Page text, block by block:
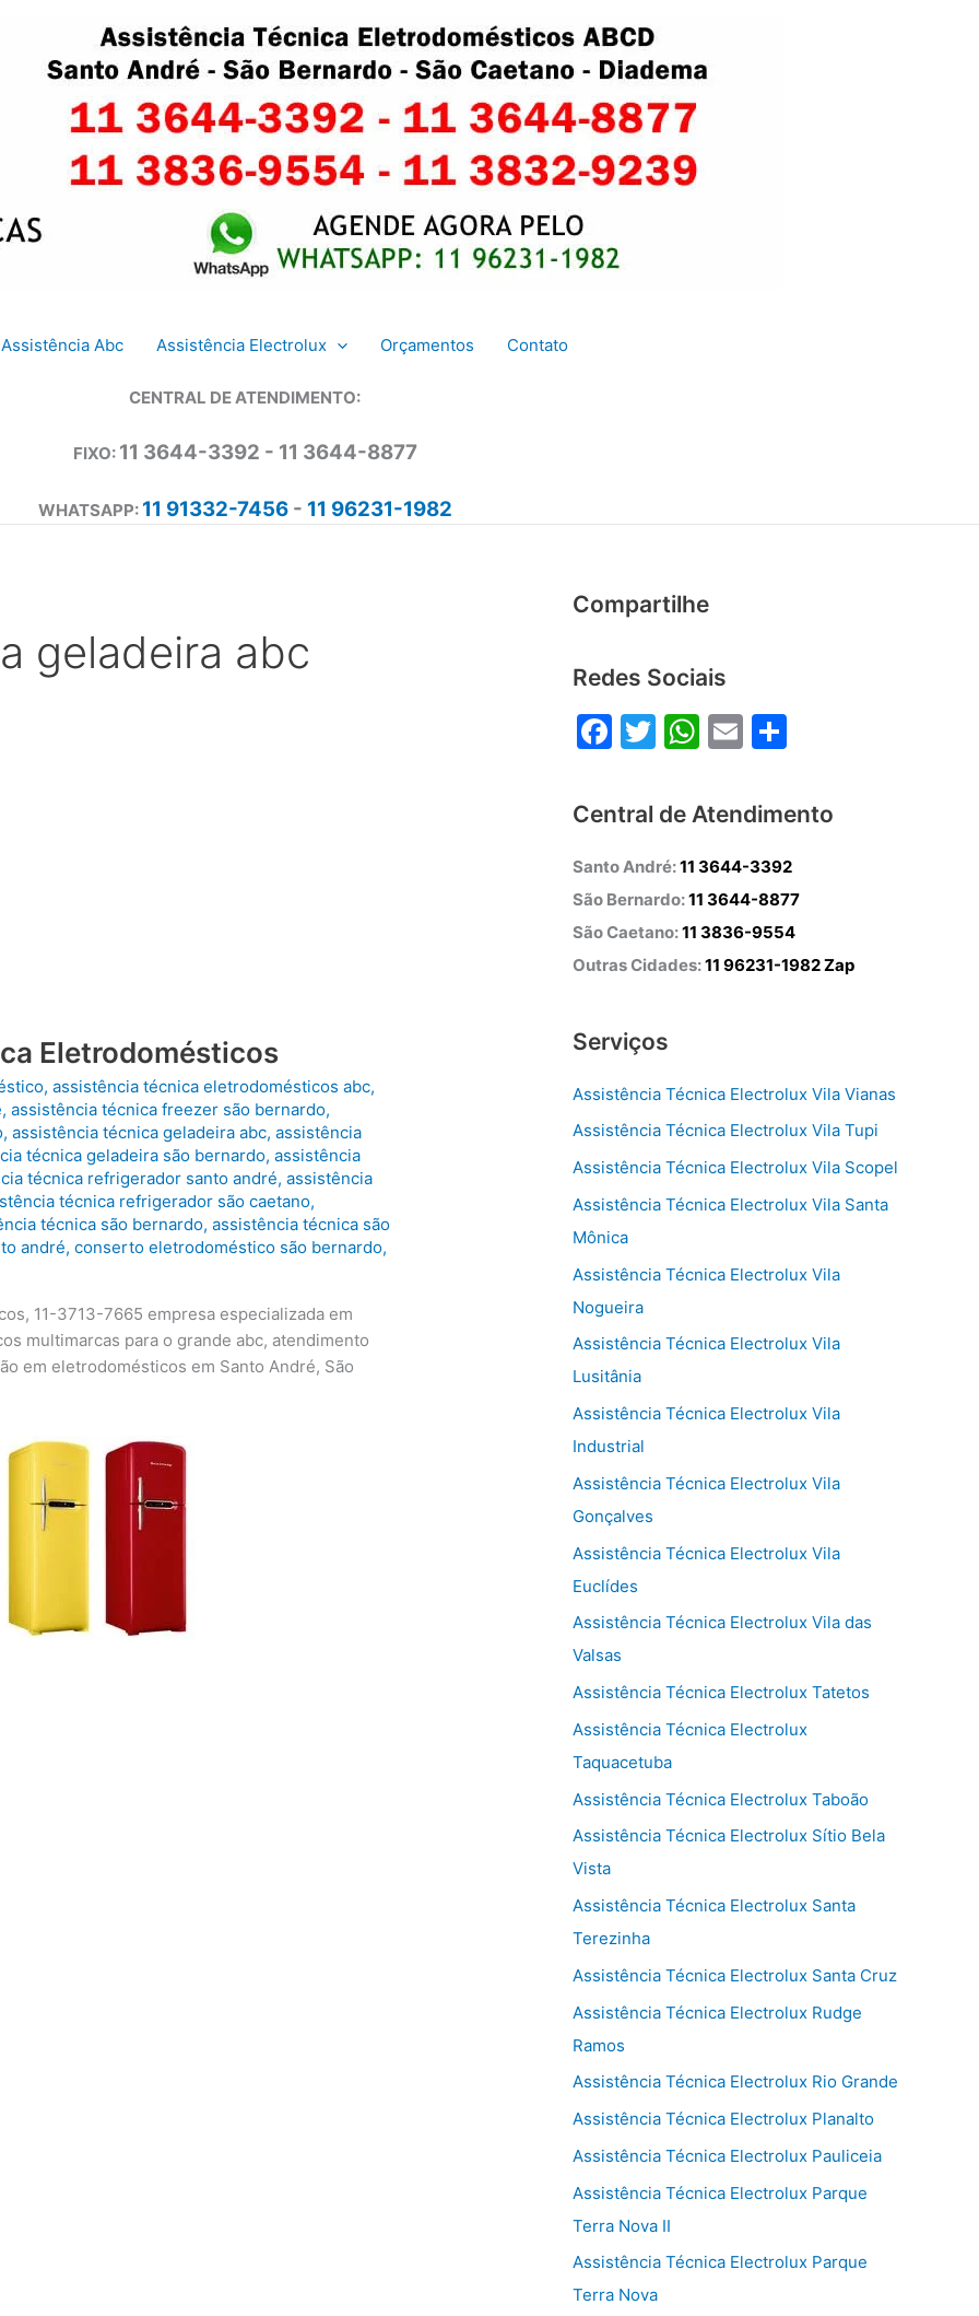
Assistência Abc Assistência Electrolux Orçamentos Contato
CENTRAL DE ATENDIMENTO:
FIXO: 11 3644-3392 - 11 3644-8877
WHATSAPP: 11 91332-7456- 11 96231-1982
geladeira abc
Eletrodomésticos
,assistência técnica eletrodomésticos abc,
,assistência técnica freezer são bernardo,
,assistência técnica geladeira abc,assistência
técnica geladeira são bernardo,assistência
técnica refrigerador santo andré,assistência
técnica refrigerador são caetano,
técnica são bernardo,assistência técnica são
andré,conserto eletrodoméstico são bernardo,
11-3713-7665 empresa especializada em
multimarcas para o grande abc, atendimento
em eletrodomésticos em Santo André, São
Compartilhe
Redes Sociais
F
c
e
b
o
o
k
T
itt
er
W
at
s
A
p
p
E
ai
l
ar
e
Central de Atendimento
Santo André:11 3644-3392
São Bernardo:11 3644-8877
São Caetano:11 3836-9554
Outras Cidades:11 96231-1982 Zap
Serviços
Assistência Técnica Electrolux Vila Vianas
Assistência Técnica Electrolux Vila Tupi
Assistência Técnica Electrolux Vila Scopel
Assistência Técnica Electrolux Vila Santa
Mônica
Assistência Técnica Electrolux Vila
Nogueira
Assistência Técnica Electrolux Vila
Lusitânia
Assistência Técnica Electrolux Vila
Industrial
Assistência Técnica Electrolux Vila
Gonçalves
Assistência Técnica Electrolux Vila
Euclídes
Assistência Técnica Electrolux Vila das
Valsas
Assistência Técnica Electrolux Tatetos
Assistência Técnica Electrolux
Taquacetuba
Assistência Técnica Electrolux Taboão
Assistência Técnica Electrolux Sítio Bela
Vista
Assistência Técnica Electrolux Santa
Terezinha
Assistência Técnica Electrolux Santa Cruz
Assistência Técnica Electrolux Rudge
Ramos
Assistência Técnica Electrolux Rio Grande
Assistência Técnica Electrolux Planalto
Assistência Técnica Electrolux Pauliceia
Assistência Técnica Electrolux Parque
Terra Nova II
Assistência Técnica Electrolux Parque
Terra Nova